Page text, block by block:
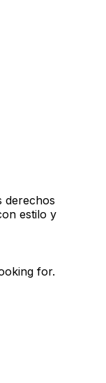
derechos
estilo y
for.